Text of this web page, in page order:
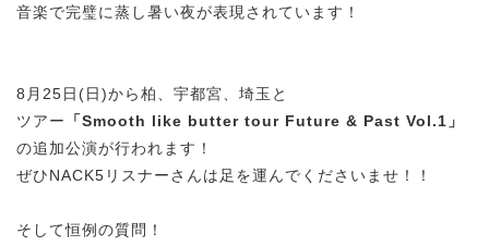
音楽で完璧に蒸し暑い夜が表現されています！
8月25日(日)から柏、宇都宮、埼玉と
ツアー
「Smooth like butter tour Future & Past Vol.1」
の追加公演が行われます！
ぜひNACK5リスナーさんは足を運んでくださいませ！！
そして恒例の質問！